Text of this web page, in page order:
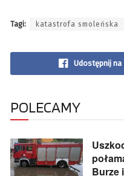
Tagi: katastrofa smoleńska
Udostępnij na
POLECAMY
Burze